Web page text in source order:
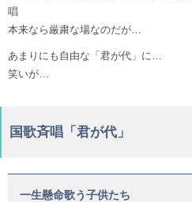
唱
本来なら厳粛な場なのだが…
あまりにも自由な「君が代」に…
笑いが…
国歌斉唱「君が代」
一生懸命歌う子供たち